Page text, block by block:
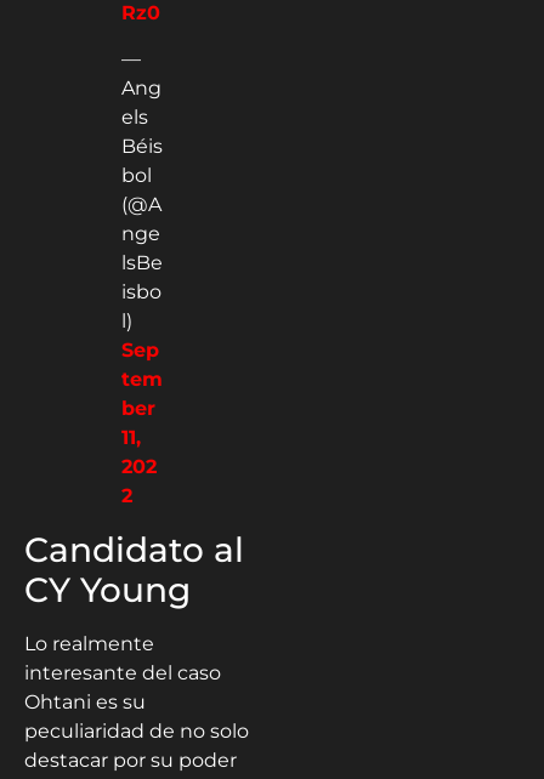
Rz0
—
Ang
els
Béis
bol
(@A
nge
lsBe
isbo
l)
Sep
tem
ber
11,
202
2
Candidato al
CY Young
Lo realmente
interesante del caso
Ohtani es su
peculiaridad de no solo
destacar por su poder